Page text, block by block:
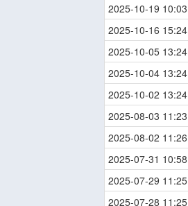
2025-10-19 10:03
2025-10-16 15:24
2025-10-05 13:24
2025-10-04 13:24
2025-10-02 13:24
2025-08-03 11:23
2025-08-02 11:26
2025-07-31 10:58
2025-07-29 11:25
2025-07-28 11:25